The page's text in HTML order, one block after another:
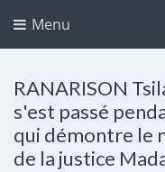
Menu
RANARISON
s'est passé
qui démontre le
de la justice